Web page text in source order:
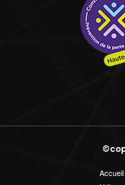
Accueil